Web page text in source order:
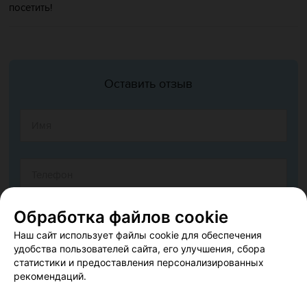
посетить!
Оставить отзыв
Обработка файлов cookie
Наш сайт использует файлы cookie для обеспечения
удобства пользователей сайта, его улучшения, сбора
статистики и предоставления персонализированных
рекомендаций.